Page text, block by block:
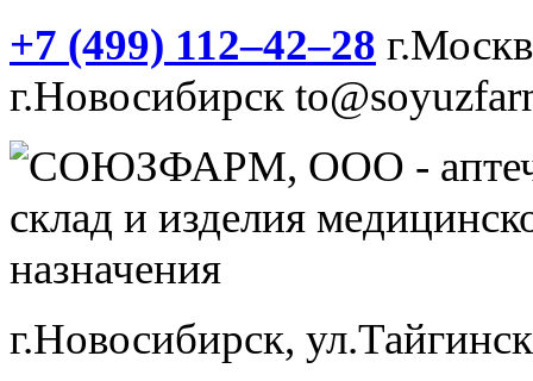
+7 (499) 112‒42‒28
г.Новосибирск
г.Новосибирск,